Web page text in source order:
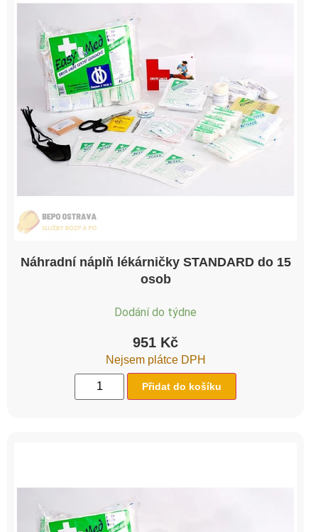
Náhradní náplň lékárničky STANDARD do 15
osob
Dodání do týdne
951 Kč
Nejsem plátce DPH
Přidat do košíku